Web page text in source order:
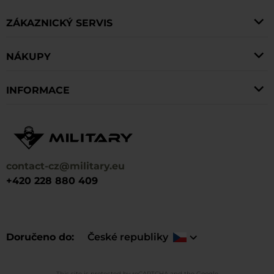
současnosti je většina nášivek vyráběna s suchým
velcro.
contact-cz@military.eu
+420 228 880 409
Doručeno do České republiky
ZÁKAZNICKÝ SERVIS
NÁKUPY
INFORMACE